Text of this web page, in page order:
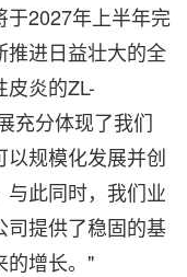
于2027年上半年完
推进日益壮大的全
炎的ZL-
充分体现了我们
规模化发展并创
此同时，我们业
司提供了稳固的基
的增长。"